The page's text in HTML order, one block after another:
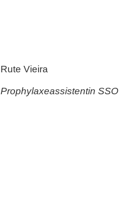
Rute Vieira
Prophylaxeassistentin SSO